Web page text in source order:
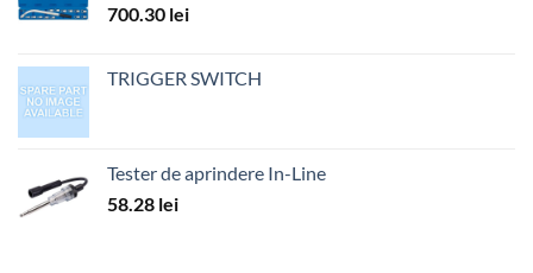
700.30 lei
TRIGGER SWITCH
Tester de aprindere In-Line
58.28 lei